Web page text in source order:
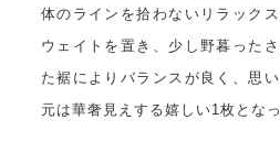
体のラインを拾わないリラック
ウェイトを置き、少し野暮った
た裾によりバランスが良く、思
元は華奢見えする嬉しい1枚とな